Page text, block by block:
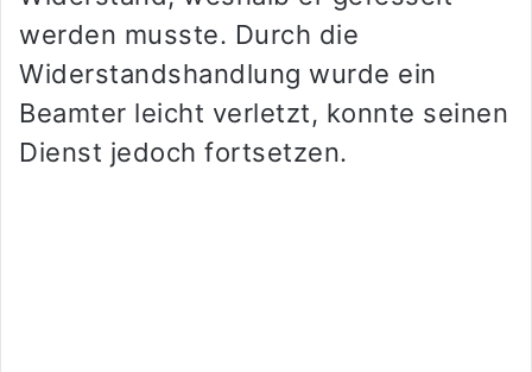
werden musste. Durch die
Widerstandshandlung wurde ein
Beamter leicht verletzt, konnte seinen
Dienst jedoch fortsetzen.